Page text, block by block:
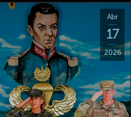
Abr
17
2026